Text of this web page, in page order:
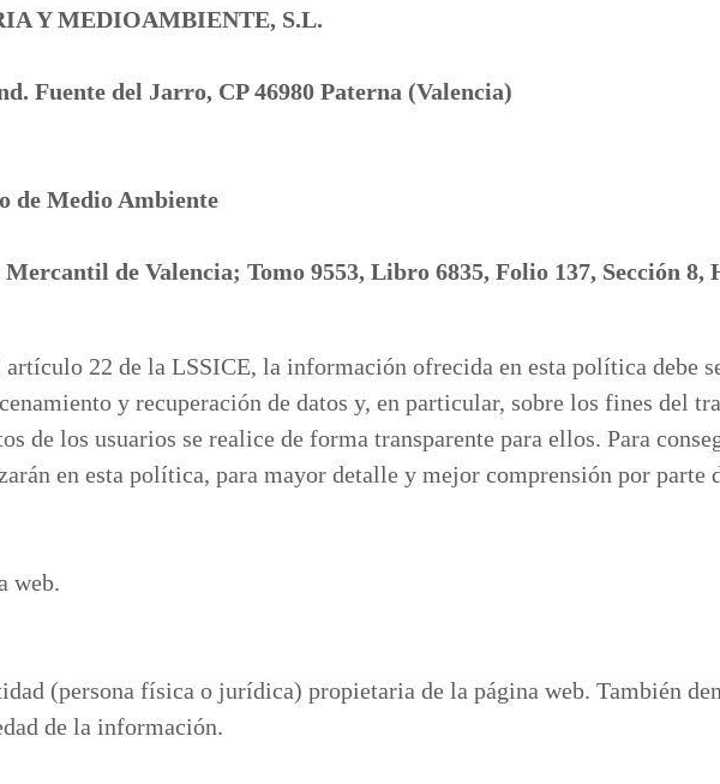
Y MEDIOAMBIENTE, S.L.
Fuente del Jarro, CP 46980 Paterna (Valencia)
de Medio Ambiente
de Valencia; Tomo 9553, Libro 6835, Folio 137, Sección 8,
22 de la LSSICE, la información ofrecida en esta política debe
y recuperación de datos y, en particular, sobre los fines del
de los usuarios se realice de forma transparente para ellos. Para
en esta política, para mayor detalle y mejor comprensión por parte
web.
(persona física o jurídica) propietaria de la página web. También
de la información.